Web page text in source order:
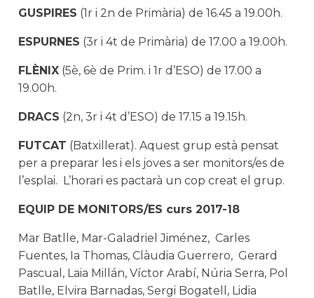
GUSPIRES (1r i 2n de Primària) de 16.45 a 19.00h.
ESPURNES (3r i 4t de Primària) de 17.00 a 19.00h.
FLÈNIX (5è, 6è de Prim. i 1r d’ESO) de 17.00 a
19.00h.
DRACS (2n, 3r i 4t d’ESO) de 17.15 a 19.15h.
FUTCAT (Batxillerat). Aquest grup està pensat
per a preparar les i els joves a ser monitors/es de
l’esplai. L’horari es pactarà un cop creat el grup.
EQUIP DE MONITORS/ES curs 2017-18
Mar Batlle, Mar-Galadriel Jiménez, Carles
Fuentes, Ia Thomas, Clàudia Guerrero, Gerard
Pascual, Laia Millán, Víctor Arabí, Núria Serra, Pol
Batlle, Elvira Barnadas, Sergi Bogatell, Lidia